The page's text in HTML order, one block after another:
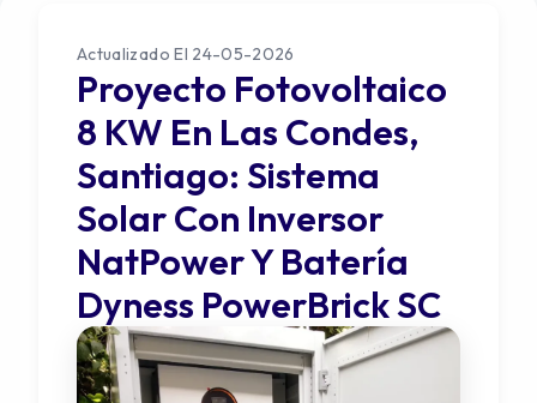
Actualizado El 24-05-2026
Proyecto Fotovoltaico
8 KW En Las Condes,
Santiago: Sistema
Solar Con Inversor
NatPower Y Batería
Dyness PowerBrick SC